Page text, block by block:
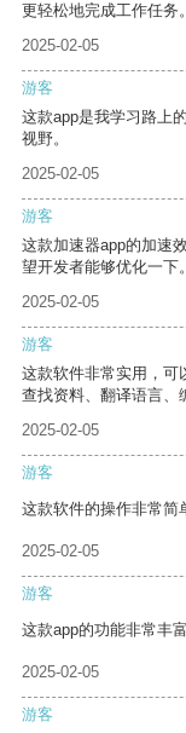
更轻松地完成工作任务。
2025-02-05
游客
这款app是我学习路上
视野。
2025-02-05
游客
这款加速器app的加速
望开发者能够优化一下。
2025-02-05
游客
这款软件非常实用，可
查找资料、翻译语言、
2025-02-05
游客
这款软件的操作非常简
2025-02-05
游客
这款app的功能非常丰
2025-02-05
游客